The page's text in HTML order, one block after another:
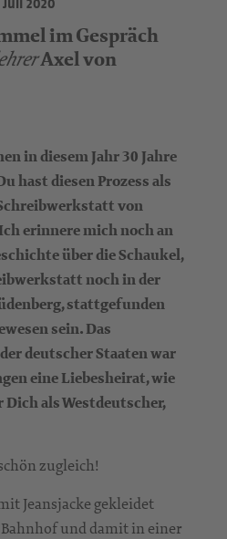
im Gespräch
Axel von
in diesem Jahr 30 Jahre
hast diesen Prozess als
von
erinnere mich noch an
über die Schaukel,
noch in der
stattgefunden
sein. Das
deutscher Staaten war
eine Liebesheirat, wie
als Westdeutscher,
zugleich!
Jeansjacke gekleidet
und damit in einer